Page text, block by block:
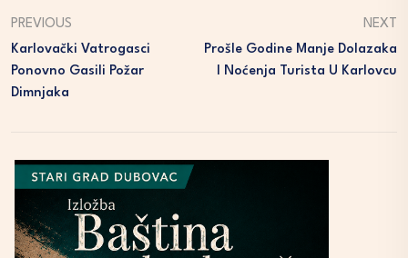
PREVIOUS
Karlovački Vatrogasci
Ponovno Gasili Požar
Dimnjaka
NEXT
Prošle Godine Manje Dolazaka
I Noćenja Turista U Karlovcu